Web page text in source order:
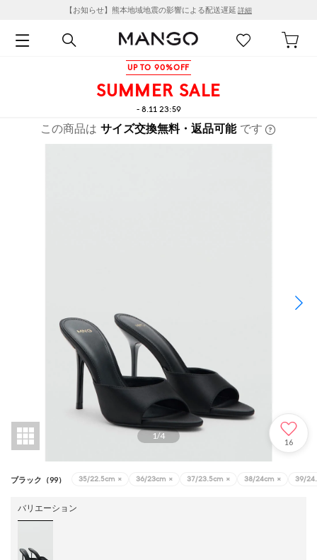
【お知らせ】熊本地域地震の影響による配送遅延 詳細
UP TO 90%OFF
SUMMER SALE
- 8.11 23:59
この商品は サイズ交換無料・返品可能 です
1/4
16
ブラック（99） 35/22.5cm × 36/23cm × 37/23.5cm × 38/24cm × 39/
バリエーション